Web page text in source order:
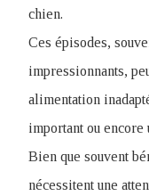
chien.
Ces épisodes,
impressionnants,
alimentation
important ou encore
Bien que souvent
nécessitent une